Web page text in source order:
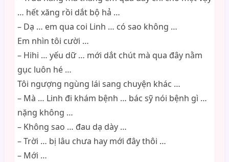
… hết xăng rồi dắt bộ hả …
– Dạ … em qua coi Linh … có sao không …
Em nhìn tôi cười …
– Hihi … yếu dữ … mới dắt chút mà qua đây nằm
gục luôn hé …
Tôi ngượng ngùng lái sang chuyện khác …
– Mà … Linh đi khám bệnh … bác sỹ nói bệnh gì …
nặng không …
– Không sao … đau dạ dày …
– Trời … bị lâu chưa hay mới đây thôi …
– Mới …